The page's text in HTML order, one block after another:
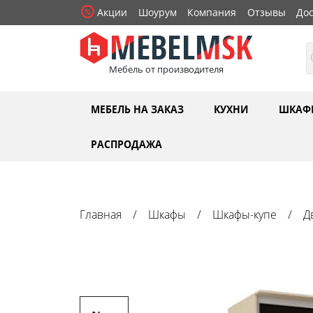
Акции Шоурум Компания Отзывы
Мебель от производителя
МЕБЕЛЬ НА ЗАКАЗ КУХНИ
РАСПРОДАЖА
Главная Шкафы Шкафы-купе